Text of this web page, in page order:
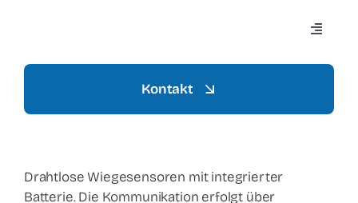
Kontakt
Drahtlose Wiegesensoren mit integrierter
Batterie. Die Kommunikation erfolgt über